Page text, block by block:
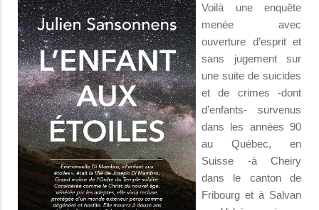
Voilà une enquête
menée avec
ouverture d’esprit et
sans jugement sur
une suite de suicides
et de crimes -dont
d’enfants- survenus
dans les années 90
au Québec, en
Suisse -à Cheiry
dans le canton de
Fribourg et à Salvan